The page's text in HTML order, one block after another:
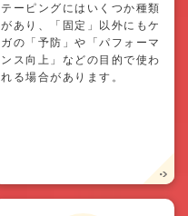
テーピングにはいくつか種類
があり、「固定」以外にもケ
ガの「予防」や「パフォーマ
ンス向上」などの目的で使わ
れる場合があります。